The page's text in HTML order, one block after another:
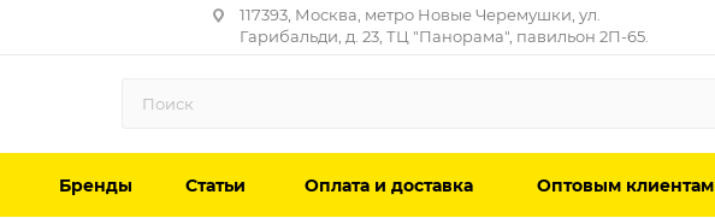
117393, Москва, метро Новые Черемушки, ул.
Гарибальди, д. 23, ТЦ "Панорама", павильон 2П-65.
Бренды Статьи Оплата и доставка Оптовым клиентам